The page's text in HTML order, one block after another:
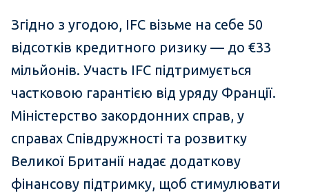
Згідно з угодою, IFC візьме на себе 50
відсотків кредитного ризику — до €33
мільйонів. Участь IFC підтримується
частковою гарантією від уряду Франції.
Міністерство закордонних справ, у
справах Співдружності та розвитку
Великої Британії надає додаткову
фінансову підтримку, щоб стимулювати